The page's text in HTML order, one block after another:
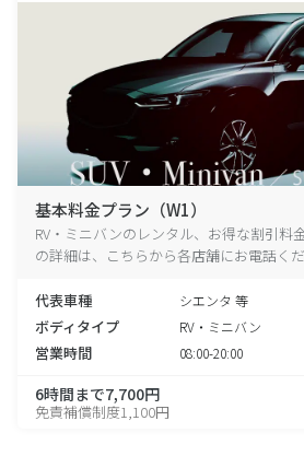
基本料金プラン（W1）
RV・ミニバンのレンタル、お得な割引料
の詳細は、こちらから各店舗にお電話くだ
代表車種 シエンタ 等
ボディタイプ RV・ミニバン
営業時間 08:00-20:00
6時間まで7,700円
免責補償制度1,100円